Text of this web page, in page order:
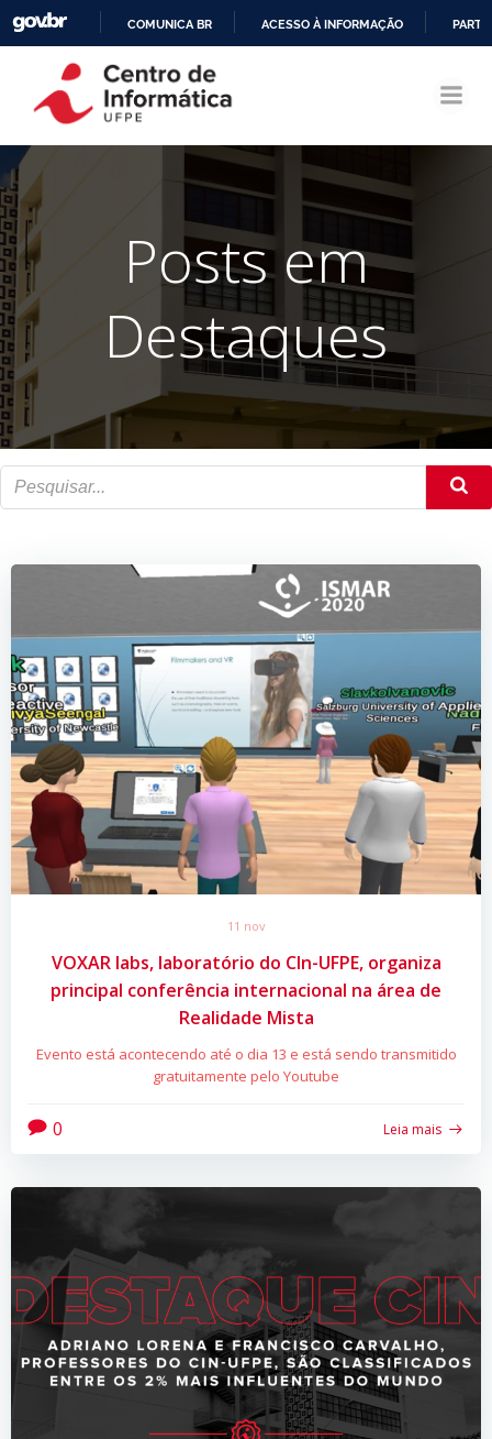
CONTEÚDO
COMUNICA BR ACESSO À INFORMAÇÃO
Posts em
Destaques
11 nov
VOXAR labs, laboratório do CIn-UFPE, organiza
principal conferência internacional na área de
Realidade Mista
Evento está acontecendo até o dia 13 e está sendo transmitido
gratuitamente pelo Youtube
0 Leia mais